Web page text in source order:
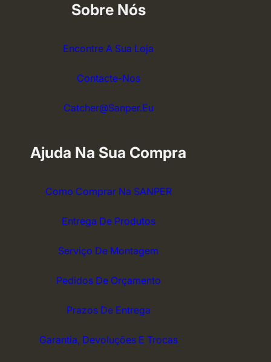
Sobre Nós
Encontre A Sua Loja
Contacte-Nos
Catcher@sanper.eu
Ajuda Na Sua Compra
Como Comprar Na SANPER
Entrega De Produtos
Serviço De Montagem
Pedidos De Orçamento
Prazos De Entrega
Garantia, Devoluções E Trocas